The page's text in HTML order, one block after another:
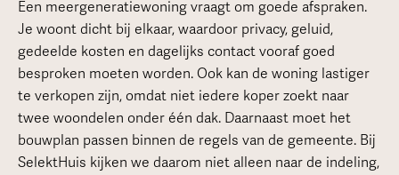
Een meergeneratiewoning vraagt om goede afspraken.
Je woont dicht bij elkaar, waardoor privacy, geluid,
gedeelde kosten en dagelijks contact vooraf goed
besproken moeten worden. Ook kan de woning lastiger
te verkopen zijn, omdat niet iedere koper zoekt naar
twee woondelen onder één dak. Daarnaast moet het
bouwplan passen binnen de regels van de gemeente. Bij
SelektHuis kijken we daarom niet alleen naar de indeling,